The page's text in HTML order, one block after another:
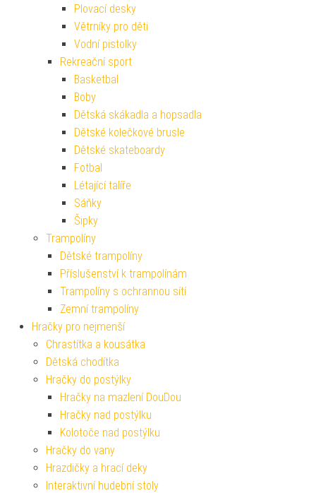
Plovací desky
Větrníky pro děti
Vodní pistolky
Rekreační sport
Basketbal
Boby
Dětská skákadla a hopsadla
Dětské kolečkové brusle
Dětské skateboardy
Fotbal
Létající talíře
Sáňky
Šipky
Trampolíny
Dětské trampolíny
Příslušenství k trampolínám
Trampolíny s ochrannou sítí
Zemní trampolíny
Hračky pro nejmenší
Chrastítka a kousátka
Dětská chodítka
Hračky do postýlky
Hračky na mazlení DouDou
Hračky nad postýlku
Kolotoče nad postýlku
Hračky do vany
Hrazdičky a hrací deky
Interaktivní hudební stoly